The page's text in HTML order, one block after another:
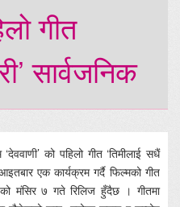
गीत
सार्वजनिक
को पहिलो गीत ‘तिमीलाई सधैं
एक कार्यक्रम गर्दै फिल्मको गीत
मंसिर ७ गते रिलिज हुँदैछ । गीतमा